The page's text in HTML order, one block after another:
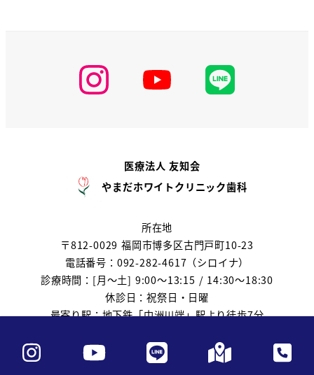
医療法人 友知会
やまだホワイトクリニック歯科
所在地
〒812-0029 福岡市博多区古門戸町10-23
電話番号：092-282-4617（シロイナ）
診療時間：[月～土] 9:00～13:15 / 14:30～18:30
休診日：祝祭日・日曜
最寄り駅：地下鉄「中洲川端」駅より徒歩7分